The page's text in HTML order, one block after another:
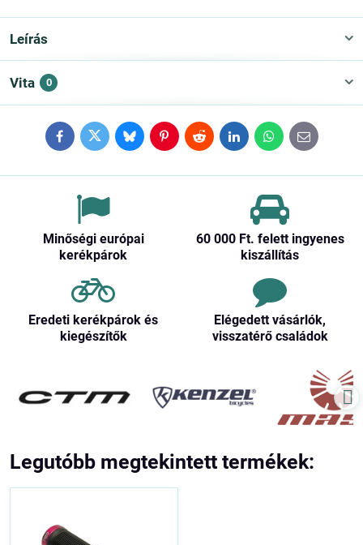
Leírás
Vita 0
FacebookTwitterBlueskyPinterestRedditLinkedInWhatsApp
E-
mail
Minőségi európai
kerékpárok
60 000 Ft​. felett ingyenes
kiszállítás
Eredeti kerékpárok és
kiegészítők
Elégedett vásárlók,
visszatérő családok
Legutóbb megtekintett termékek: